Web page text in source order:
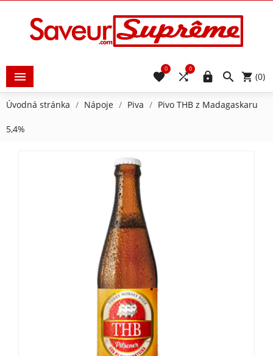
  (0)


0

0
Úvodná stránka Nápoje Piva Pivo THB z Madagaskaru
5,4%